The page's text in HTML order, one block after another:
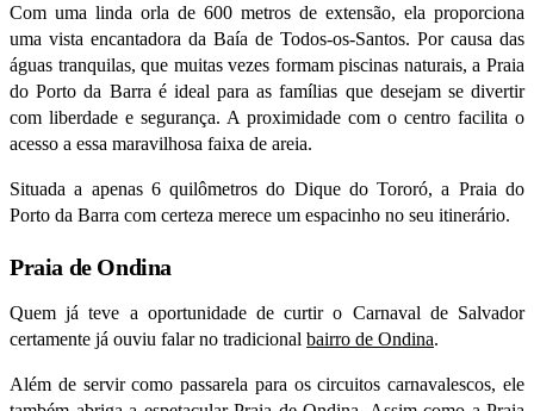
Com uma linda orla de 600 metros de extensão, ela proporciona
uma vista encantadora da Baía de Todos-os-Santos. Por causa das
águas tranquilas, que muitas vezes formam piscinas naturais, a Praia
do Porto da Barra é ideal para as famílias que desejam se divertir
com liberdade e segurança. A proximidade com o centro facilita o
acesso a essa maravilhosa faixa de areia.
Situada a apenas 6 quilômetros do Dique do Tororó, a Praia do
Porto da Barra com certeza merece um espacinho no seu itinerário.
Praia de Ondina
Quem já teve a oportunidade de curtir o Carnaval de Salvador
certamente já ouviu falar no tradicional bairro de Ondina.
Além de servir como passarela para os circuitos carnavalescos, ele